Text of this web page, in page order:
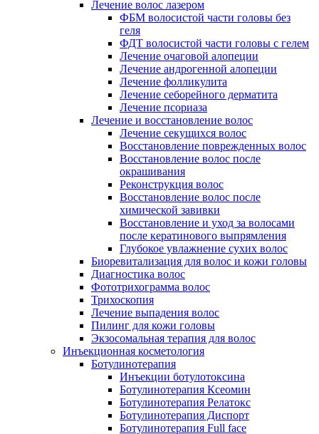
Лечение волос лазером
ФБМ волосистой части головы без
геля
ФДТ волосистой части головы с гелем
Лечение очаговой алопеции
Лечение андрогенной алопеции
Лечение фолликулита
Лечение себорейного дерматита
Лечение псориаза
Лечение и восстановление волос
Лечение секущихся волос
Восстановление поврежденных волос
Восстановление волос после
окрашивания
Реконструкция волос
Восстановление волос после
химической завивки
Восстановление и уход за волосами
после кератинового выпрямления
Глубокое увлажнение сухих волос
Биоревитализация для волос и кожи головы
Диагностика волос
Фототрихограмма волос
Трихоскопия
Лечение выпадения волос
Пилинг для кожи головы
Экзосомальная терапия для волос
Инъекционная косметология
Ботулинотерапия
Инъекции ботулотоксина
Ботулинотерапия Ксеомин
Ботулинотерапия Релатокс
Ботулинотерапия Диспорт
Ботулинотерапия Full face